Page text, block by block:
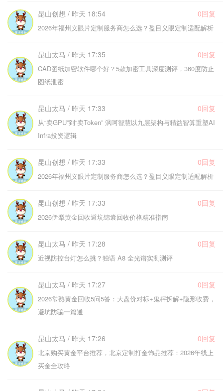
昆山创想 / 昨天 18:54 0回复
2026年福州义眼片定制服务商怎么选？盈目义眼定制适配解析
昆山太马 / 昨天 17:35 0回复
CAD图纸加密软件哪个好？5款加密工具深度测评，360度防止
图纸泄密
昆山太马 / 昨天 17:33 0回复
从“卖GPU”到“卖Token” 沨呵智慧以九层架构与精益智算重塑AI
Infra投资逻辑
昆山创想 / 昨天 17:33 0回复
2026年福州义眼片定制服务商怎么选？盈目义眼定制适配解析
昆山创想 / 昨天 17:33 0回复
2026伊犁黄金回收避坑锦囊回收价格精准指南
昆山太马 / 昨天 17:28 0回复
近视防控台灯怎么挑？独语 A8 全光谱实测测评
昆山太马 / 昨天 17:27 0回复
2026常熟黄金回收5问5答：大盘价对标+鬼秤拆解+隐形收费，
避坑防骗一篇通
昆山太马 / 昨天 17:26 0回复
北京购买黄金平台推荐，北京定制打金饰品推荐：2026年线上
买金全攻略